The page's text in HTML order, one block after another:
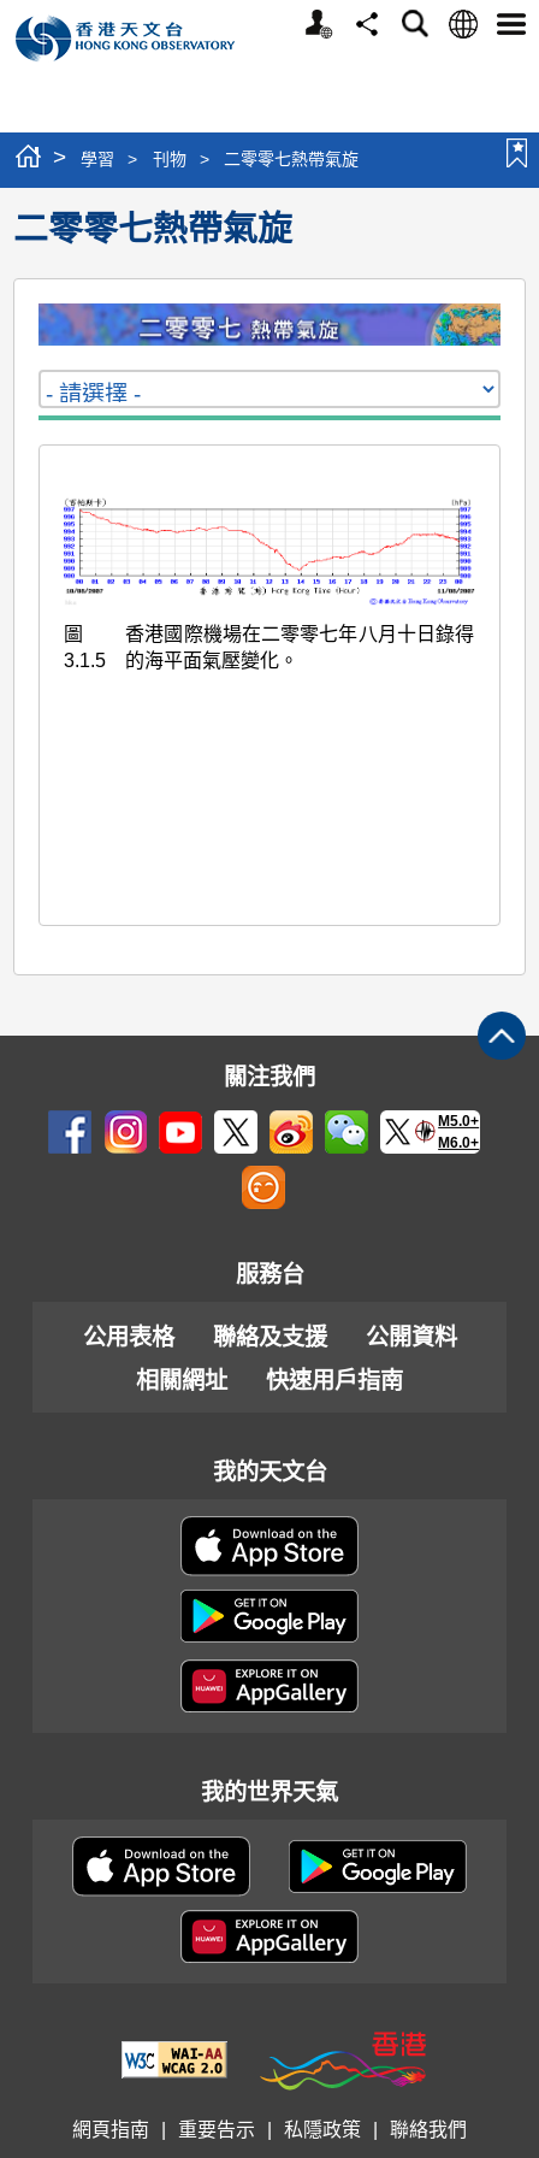
個
分
搜
語
選
> 學習 > 刊物 > 二零零七熱帶氣旋
二零零七熱帶氣旋
圖
3.1.5
香港國際機場在二零零七年八月十日錄得
的海平面氣壓變化。
關注我們
M5.0+
M6.0+
服務台
公用表格 聯絡及支援
公開資料
相關網址
快速用戶指南
我的天文台
我的世界天氣
網頁指南 重要告示 私隱政策 聯絡我們